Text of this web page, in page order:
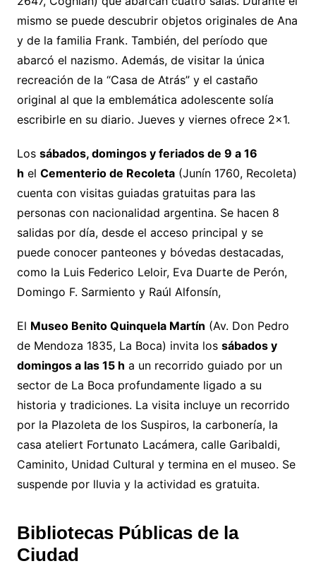
mismo se puede descubrir objetos originales de Ana
y de la familia Frank. También, del período que
abarcó el nazismo. Además, de visitar la única
recreación de la “Casa de Atrás” y el castaño
original al que la emblemática adolescente solía
escribirle en su diario. Jueves y viernes ofrece 2×1.
Los sábados, domingos y feriados de 9 a 16
h el Cementerio de Recoleta(Junín 1760, Recoleta)
cuenta con visitas guiadas gratuitas para las
personas con nacionalidad argentina. Se hacen 8
salidas por día, desde el acceso principal y se
puede conocer panteones y bóvedas destacadas,
como la Luis Federico Leloir, Eva Duarte de Perón,
Domingo F. Sarmiento y Raúl Alfonsín,
El Museo Benito Quinquela Martín (Av. Don Pedro
de Mendoza 1835, La Boca) invita los sábados y
domingos a las 15 h a un recorrido guiado por un
sector de La Boca profundamente ligado a su
historia y tradiciones. La visita incluye un recorrido
por la Plazoleta de los Suspiros, la carbonería, la
casa ateliert Fortunato Lacámera, calle Garibaldi,
Caminito, Unidad Cultural y termina en el museo. Se
suspende por lluvia y la actividad es gratuita.
Bibliotecas Públicas de la
Ciudad